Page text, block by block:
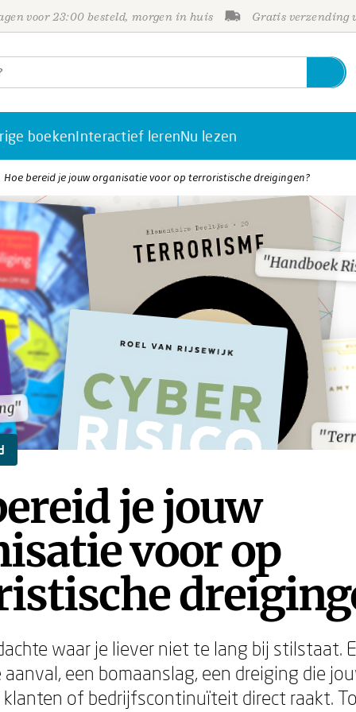
voor 23:00 besteld, morgen in huis Gratis verzending
boekenInteractief lerenNu lezen
Hoe bereid je jouw organisatie voor op terroristische dreigingen?
"Handboek
"Handboek
je jouw
voor op
waar je liever niet te lang bij stilstaat.
een bomaanslag, een dreiging die
klanten of bedrijfscontinuïteit direct raakt.